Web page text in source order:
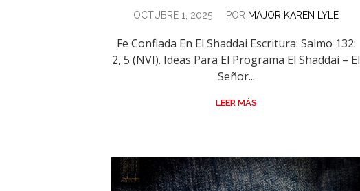
OCTUBRE 1, 2025 POR MAJOR KAREN LYLE
Fe Confiada En El Shaddai Escritura: Salmo 132:
2, 5 (NVI). Ideas Para El Programa El Shaddai – El
Señor...